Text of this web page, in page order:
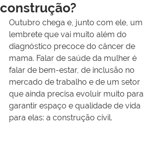
construção?
Outubro chega e, junto com ele, um
lembrete que vai muito além do
diagnóstico precoce do câncer de
mama. Falar de saúde da mulher é
falar de bem-estar, de inclusão no
mercado de trabalho e de um setor
que ainda precisa evoluir muito para
garantir espaço e qualidade de vida
para elas: a construção civil.